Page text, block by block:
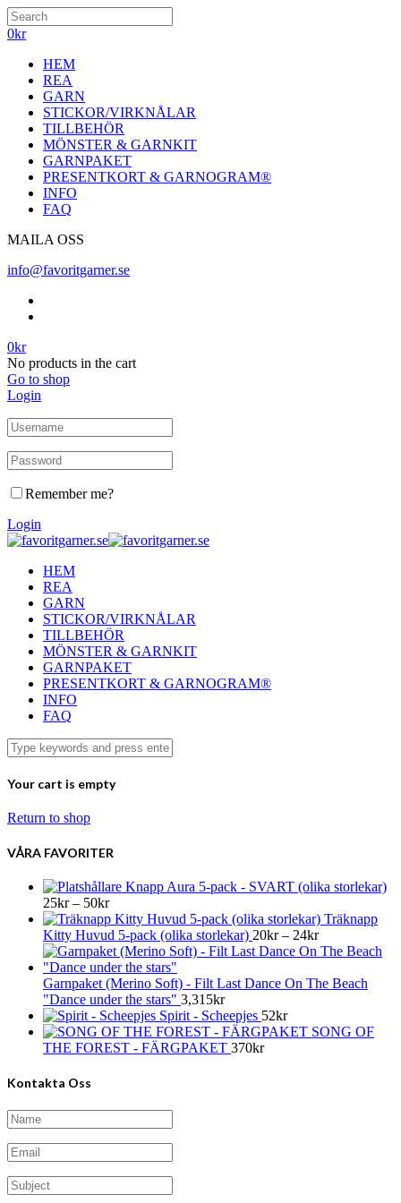
0kr
HEM
REA
GARN
STICKOR/VIRKNÅLAR
TILLBEHÖR
MÖNSTER & GARNKIT
GARNPAKET
PRESENTKORT & GARNOGRAM®
INFO
FAQ
MAILA OSS
info@favoritgarner.se
0kr
No products in the cart
Go to shop
Login
Remember me?
Login
HEM
REA
GARN
STICKOR/VIRKNÅLAR
TILLBEHÖR
MÖNSTER & GARNKIT
GARNPAKET
PRESENTKORT & GARNOGRAM®
INFO
FAQ
Your cart is empty
Return to shop
VÅRA FAVORITER
Knapp Aura 5-pack - SVART (olika storlekar)
25kr – 50krPrisintervall:
25kr
till
50kr
Träknapp
Kitty Huvud 5-pack (olika storlekar) 20kr – 24krPrisintervall:
20kr
24kr
Garnpaket (Merino Soft) - Filt Last Dance On The Beach
"Dance under the stars" 3,315kr
Spirit - Scheepjes 52kr
SONG OF
THE FOREST - FÄRGPAKET 370kr
Kontakta Oss